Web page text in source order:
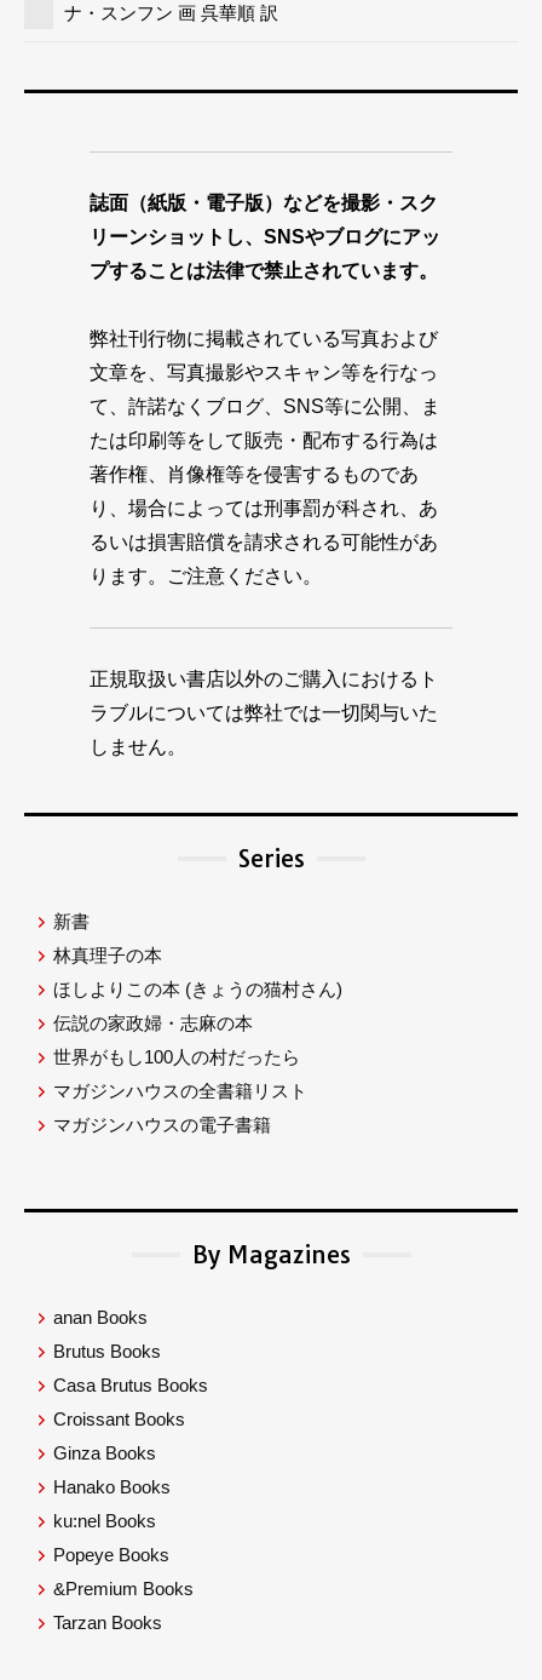
ナ・スンフン 画 呉華順 訳
誌面（紙版・電子版）などを撮影・スク
リーンショットし、SNSやブログにアッ
プすることは法律で禁止されています。
弊社刊行物に掲載されている写真および
文章を、写真撮影やスキャン等を行なっ
て、許諾なくブログ、SNS等に公開、ま
たは印刷等をして販売・配布する行為は
著作権、肖像権等を侵害するものであ
り、場合によっては刑事罰が科され、あ
るいは損害賠償を請求される可能性があ
ります。ご注意ください。
正規取扱い書店以外のご購入におけるト
ラブルについては弊社では一切関与いた
しません。
Series
新書
林真理子の本
ほしよりこの本 (きょうの猫村さん)
伝説の家政婦・志麻の本
世界がもし100人の村だったら
マガジンハウスの全書籍リスト
マガジンハウスの電子書籍
By Magazines
anan Books
Brutus Books
Casa Brutus Books
Croissant Books
Ginza Books
Hanako Books
ku:nel Books
Popeye Books
&Premium Books
Tarzan Books